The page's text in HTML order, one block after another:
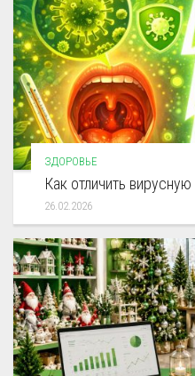
ЗДОРОВЬЕ
Как отличить
26.02.2026